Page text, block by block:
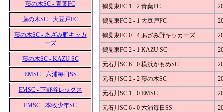
藤の木SC - 青葉FC
藤の木SC - 大豆戸FC
藤の木SC - あざみ野キッカ
ーズ
藤の木SC - KAZU SC
EMSC - 六浦毎日SS
EMSC - 下野谷レッグス
EMSC - 本牧少年SC
鶴見東FC 1 - 2 青葉FC
鶴見東FC 2 - 1 大豆戸FC
鶴見東FC 0 - 4 あざみ野キッカーズ
鶴見東FC 2 - 1 KAZU SC
元石川SC 6 - 0 横浜かもめSC
元石川SC 2 - 2 藤の木SC
元石川SC 1 - 0 EMSC
元石川SC 6 - 0 六浦毎日SS